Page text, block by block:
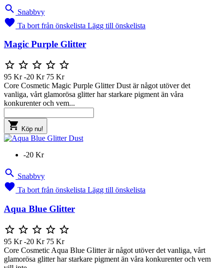
 Snabbvy
 Ta bort från önskelista Lägg till önskelista
Magic Purple Glitter
    
95 Kr -20 Kr 75 Kr
Core Cosmetic Magic Purple Glitter Dust är något utöver det
vanliga, vårt glamorösa glitter har starkare pigment än våra
konkurenter och vem...
 Köp nu!
-20 Kr
 Snabbvy
 Ta bort från önskelista Lägg till önskelista
Aqua Blue Glitter
    
95 Kr -20 Kr 75 Kr
Core Cosmetic Aqua Blue Glitter är något utöver det vanliga, vårt
glamorösa glitter har starkare pigment än våra konkurenter och vem